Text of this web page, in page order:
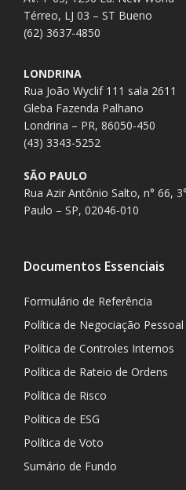
Térreo, LJ 03 – ST Bueno
(62) 3637-4850
LONDRINA
Rua João Wyclif 111 sala 2611
Gleba Fazenda Palhano
Londrina – PR, 86050-450
(43) 3343-5252
SÃO PAULO
Rua Azir Antônio Salto, n° 66,
Paulo – SP, 02046-010
Documentos Essenciais
Formulário de Referência
Política de Negociação Pessoal
Política de Controles Internos
Política de Rateio de Ordens
Política de Risco
Política de ESG
Política de Voto
Sumário de Fundo